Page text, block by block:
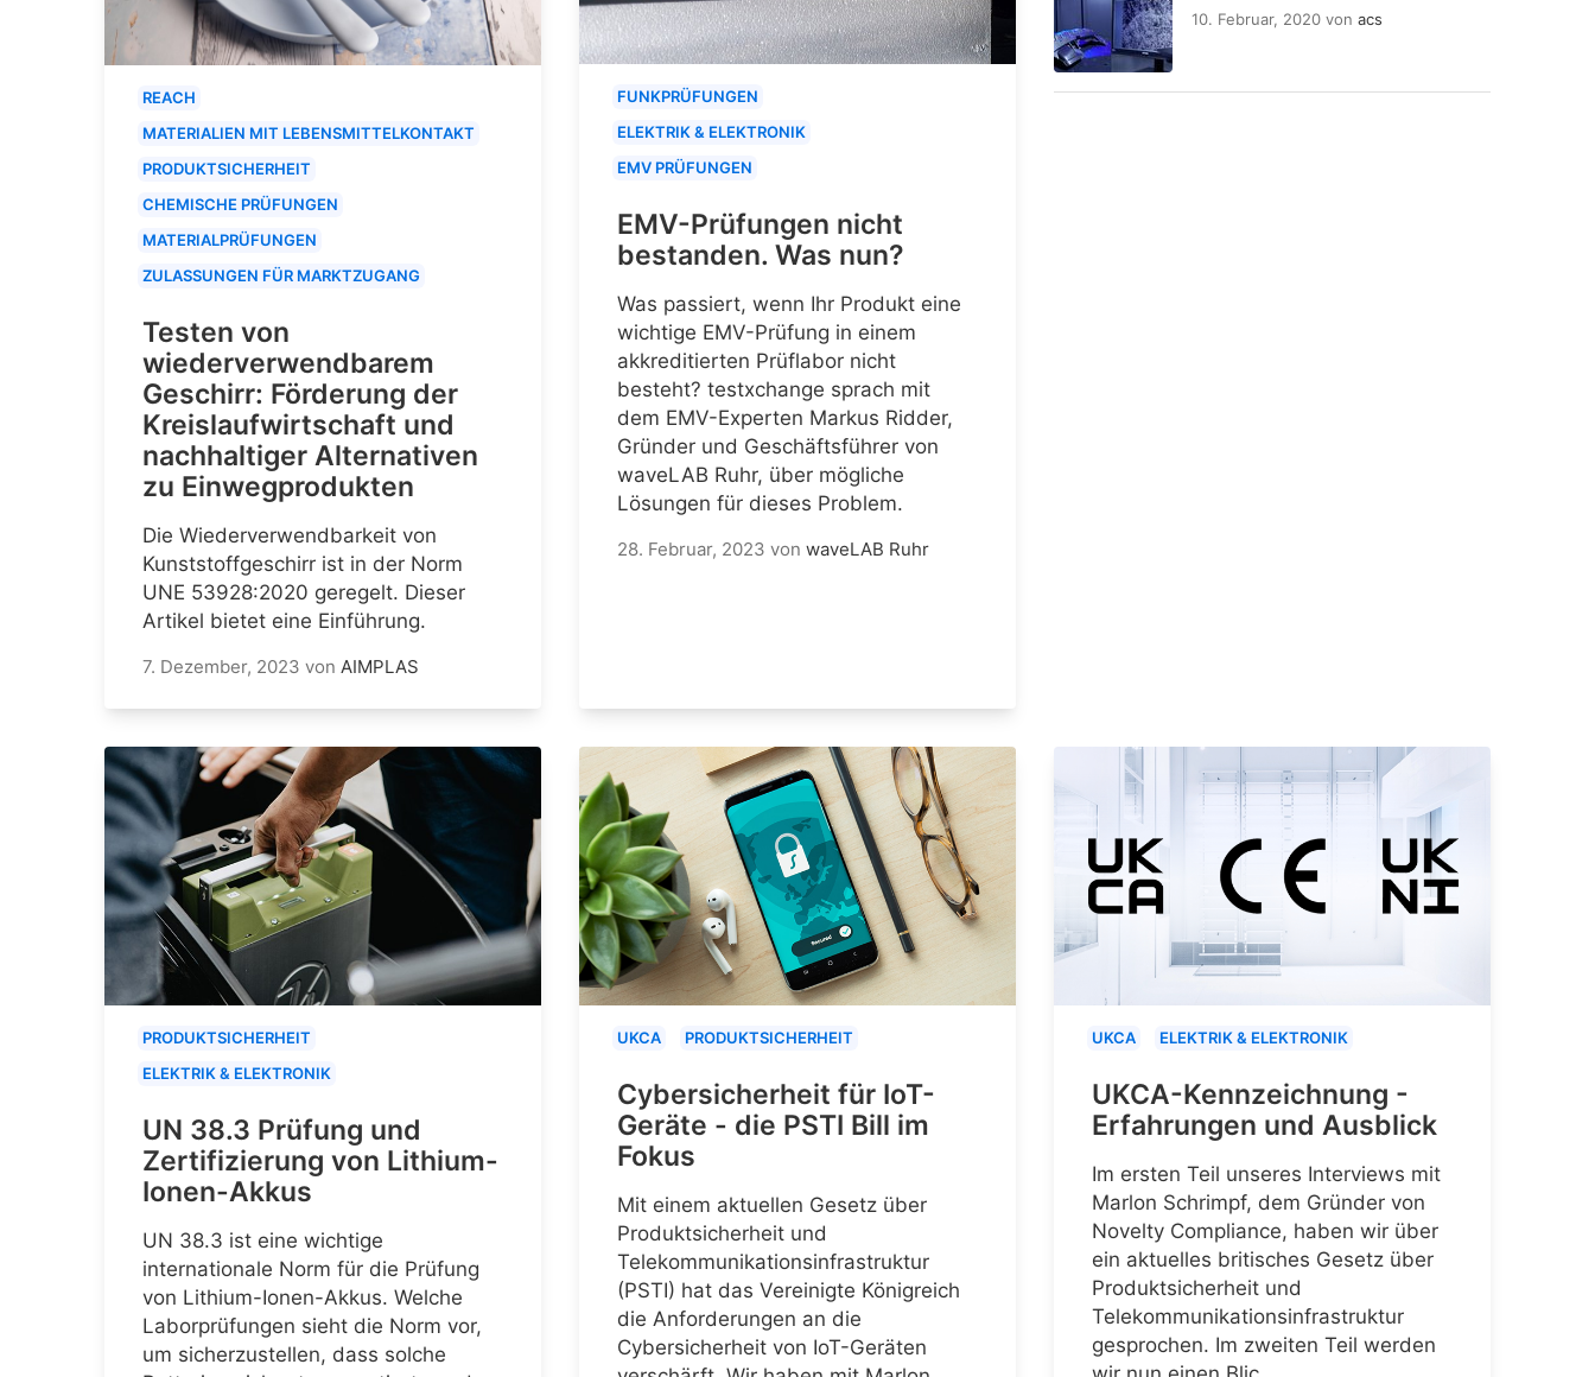
10. Februar, 2020 von acs
REACH
MATERIALIEN MIT LEBENSMITTELKONTAKT
PRODUKTSICHERHEIT
CHEMISCHE PRÜFUNGEN
MATERIALPRÜFUNGEN
ZULASSUNGEN FÜR MARKTZUGANG
Testen von
wiederverwendbarem
Geschirr: Förderung der
Kreislaufwirtschaft und
nachhaltiger Alternativen
zu Einwegprodukten
Die Wiederverwendbarkeit von
Kunststoffgeschirr ist in der Norm
UNE 53928:2020 geregelt. Dieser
Artikel bietet eine Einführung.
7. Dezember, 2023 von AIMPLAS
FUNKPRÜFUNGEN
ELEKTRIK & ELEKTRONIK
EMV PRÜFUNGEN
EMV-Prüfungen nicht
bestanden. Was nun?
Was passiert, wenn Ihr Produkt eine
wichtige EMV-Prüfung in einem
akkreditierten Prüflabor nicht
besteht? testxchange sprach mit
dem EMV-Experten Markus Ridder,
Gründer und Geschäftsführer von
waveLAB Ruhr, über mögliche
Lösungen für dieses Problem.
28. Februar, 2023 von waveLAB Ruhr
PRODUKTSICHERHEIT
ELEKTRIK & ELEKTRONIK
UN 38.3 Prüfung und
Zertifizierung von Lithium-
Ionen-Akkus
UN 38.3 ist eine wichtige
internationale Norm für die Prüfung
von Lithium-Ionen-Akkus. Welche
Laborprüfungen sieht die Norm vor,
um sicherzustellen, dass solche
UKCA PRODUKTSICHERHEIT
Cybersicherheit für IoT-
Geräte - die PSTI Bill im
Fokus
Mit einem aktuellen Gesetz über
Produktsicherheit und
Telekommunikationsinfrastruktur
(PSTI) hat das Vereinigte Königreich
die Anforderungen an die
Cybersicherheit von IoT-Geräten
UKCA ELEKTRIK & ELEKTRONIK
UKCA-Kennzeichnung -
Erfahrungen und Ausblick
Im ersten Teil unseres Interviews mit
Marlon Schrimpf, dem Gründer von
Novelty Compliance, haben wir über
ein aktuelles britisches Gesetz über
Produktsicherheit und
Telekommunikationsinfrastruktur
gesprochen. Im zweiten Teil werden